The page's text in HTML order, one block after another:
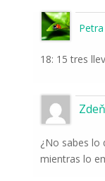
18: 15 tres
¿No sabes lo
mientras lo